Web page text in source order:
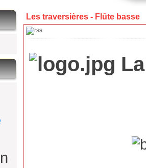
Les traversières - Flûte basse